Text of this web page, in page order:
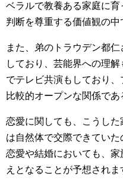
ベラルで教養ある家庭に
判断を尊重する価値観の中
また、弟のトラウデン都
しており、芸能界への理
でテレビ共演もしており
比較的オープンな関係であ
恋愛に関しても、こうし
は自然体で交際できてい
恋愛や結婚においても、
えとなることが予想されま